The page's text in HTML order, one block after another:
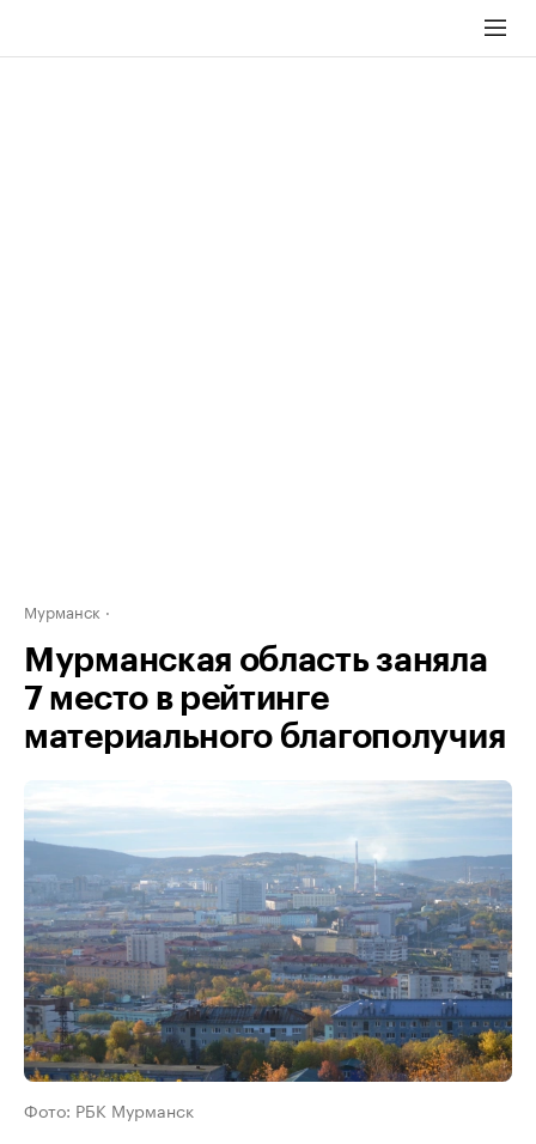
Мурманск
Мурманская область заняла
7 место в рейтинге
материального благополучия
Фото: РБК Мурманск